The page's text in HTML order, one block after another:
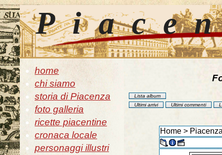
home
chi siamo
storia di Piacenza
foto galleria
ricette piacentine
cronaca locale
personaggi illustri
Lista album
Ultimi arrivi
Ultimi commenti
Home >